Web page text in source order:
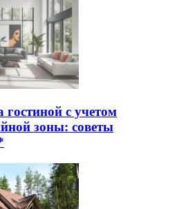
с учетом
зоны: советы